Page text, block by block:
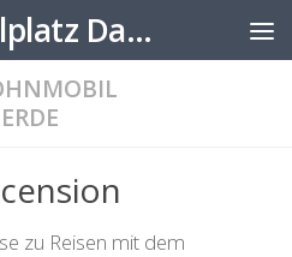
Wohnmobil Stellplatz Datenbank
zu Reisen mit dem